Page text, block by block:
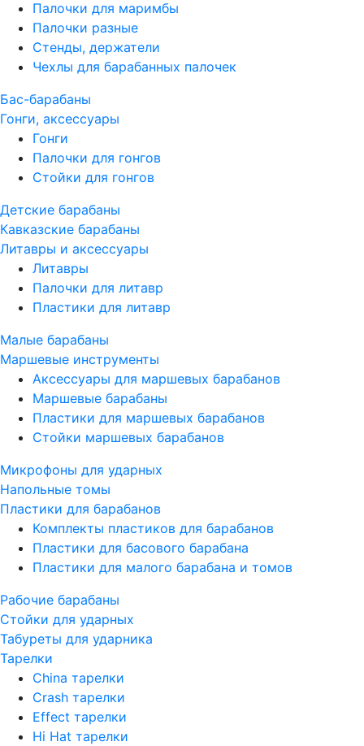
Палочки для маримбы
Палочки разные
Стенды, держатели
Чехлы для барабанных палочек
Бас-барабаны
Гонги, аксессуары
Гонги
Палочки для гонгов
Стойки для гонгов
Детские барабаны
Кавказские барабаны
Литавры и аксессуары
Литавры
Палочки для литавр
Пластики для литавр
Малые барабаны
Маршевые инструменты
Аксессуары для маршевых барабанов
Маршевые барабаны
Пластики для маршевых барабанов
Стойки маршевых барабанов
Микрофоны для ударных
Напольные томы
Пластики для барабанов
Комплекты пластиков для барабанов
Пластики для басового барабана
Пластики для малого барабана и томов
Рабочие барабаны
Стойки для ударных
Табуреты для ударника
Тарелки
China тарелки
Crash тарелки
Effect тарелки
Hi Hat тарелки